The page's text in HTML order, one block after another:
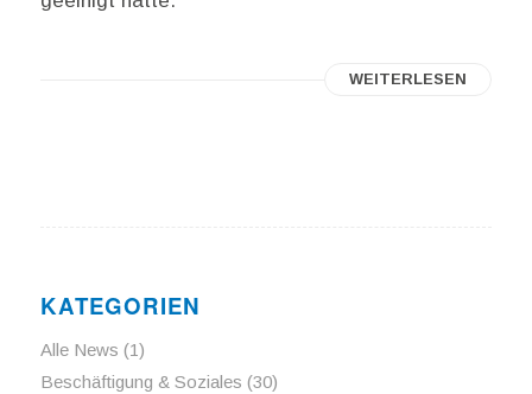
WEITERLESEN
KATEGORIEN
Alle News (1)
Beschäftigung & Soziales (30)